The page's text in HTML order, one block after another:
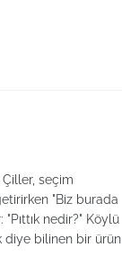
Çiller, seçim
"Biz burada
nedir?" Köylü
diye bilinen bir ürün